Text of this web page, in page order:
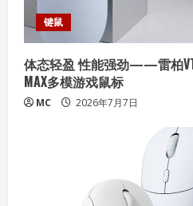
键鼠
体态轻盈 性能强劲——雷柏
MAX多模游戏鼠标
MC 2026年7月7日